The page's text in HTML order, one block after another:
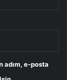
adım, e-posta